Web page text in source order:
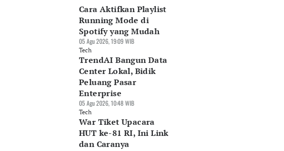
Cara Aktifkan Playlist
Running Mode di
Spotify yang Mudah
05 Agu 2026, 19:09 WIB
Tech
TrendAI Bangun Data
Center Lokal, Bidik
Peluang Pasar
Enterprise
05 Agu 2026, 10:48 WIB
Tech
War Tiket Upacara
HUT ke-81 RI, Ini Link
dan Caranya